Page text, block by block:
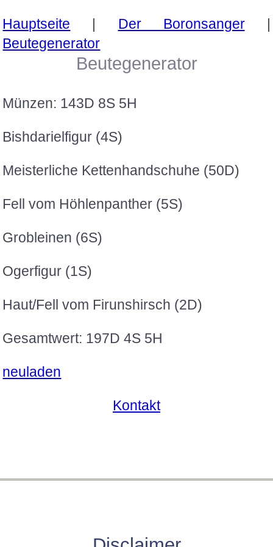
Hauptseite | Der Boronsanger|
Beutegenerator
Beutegenerator
Münzen: 143D 8S 5H
Bishdarielfigur (4S)
Meisterliche Kettenhandschuhe (50D)
Fell vom Höhlenpanther (5S)
Grobleinen (6S)
Ogerfigur (1S)
Haut/Fell vom Firunshirsch (2D)
Gesamtwert: 197D 4S 5H
neuladen
Kontakt